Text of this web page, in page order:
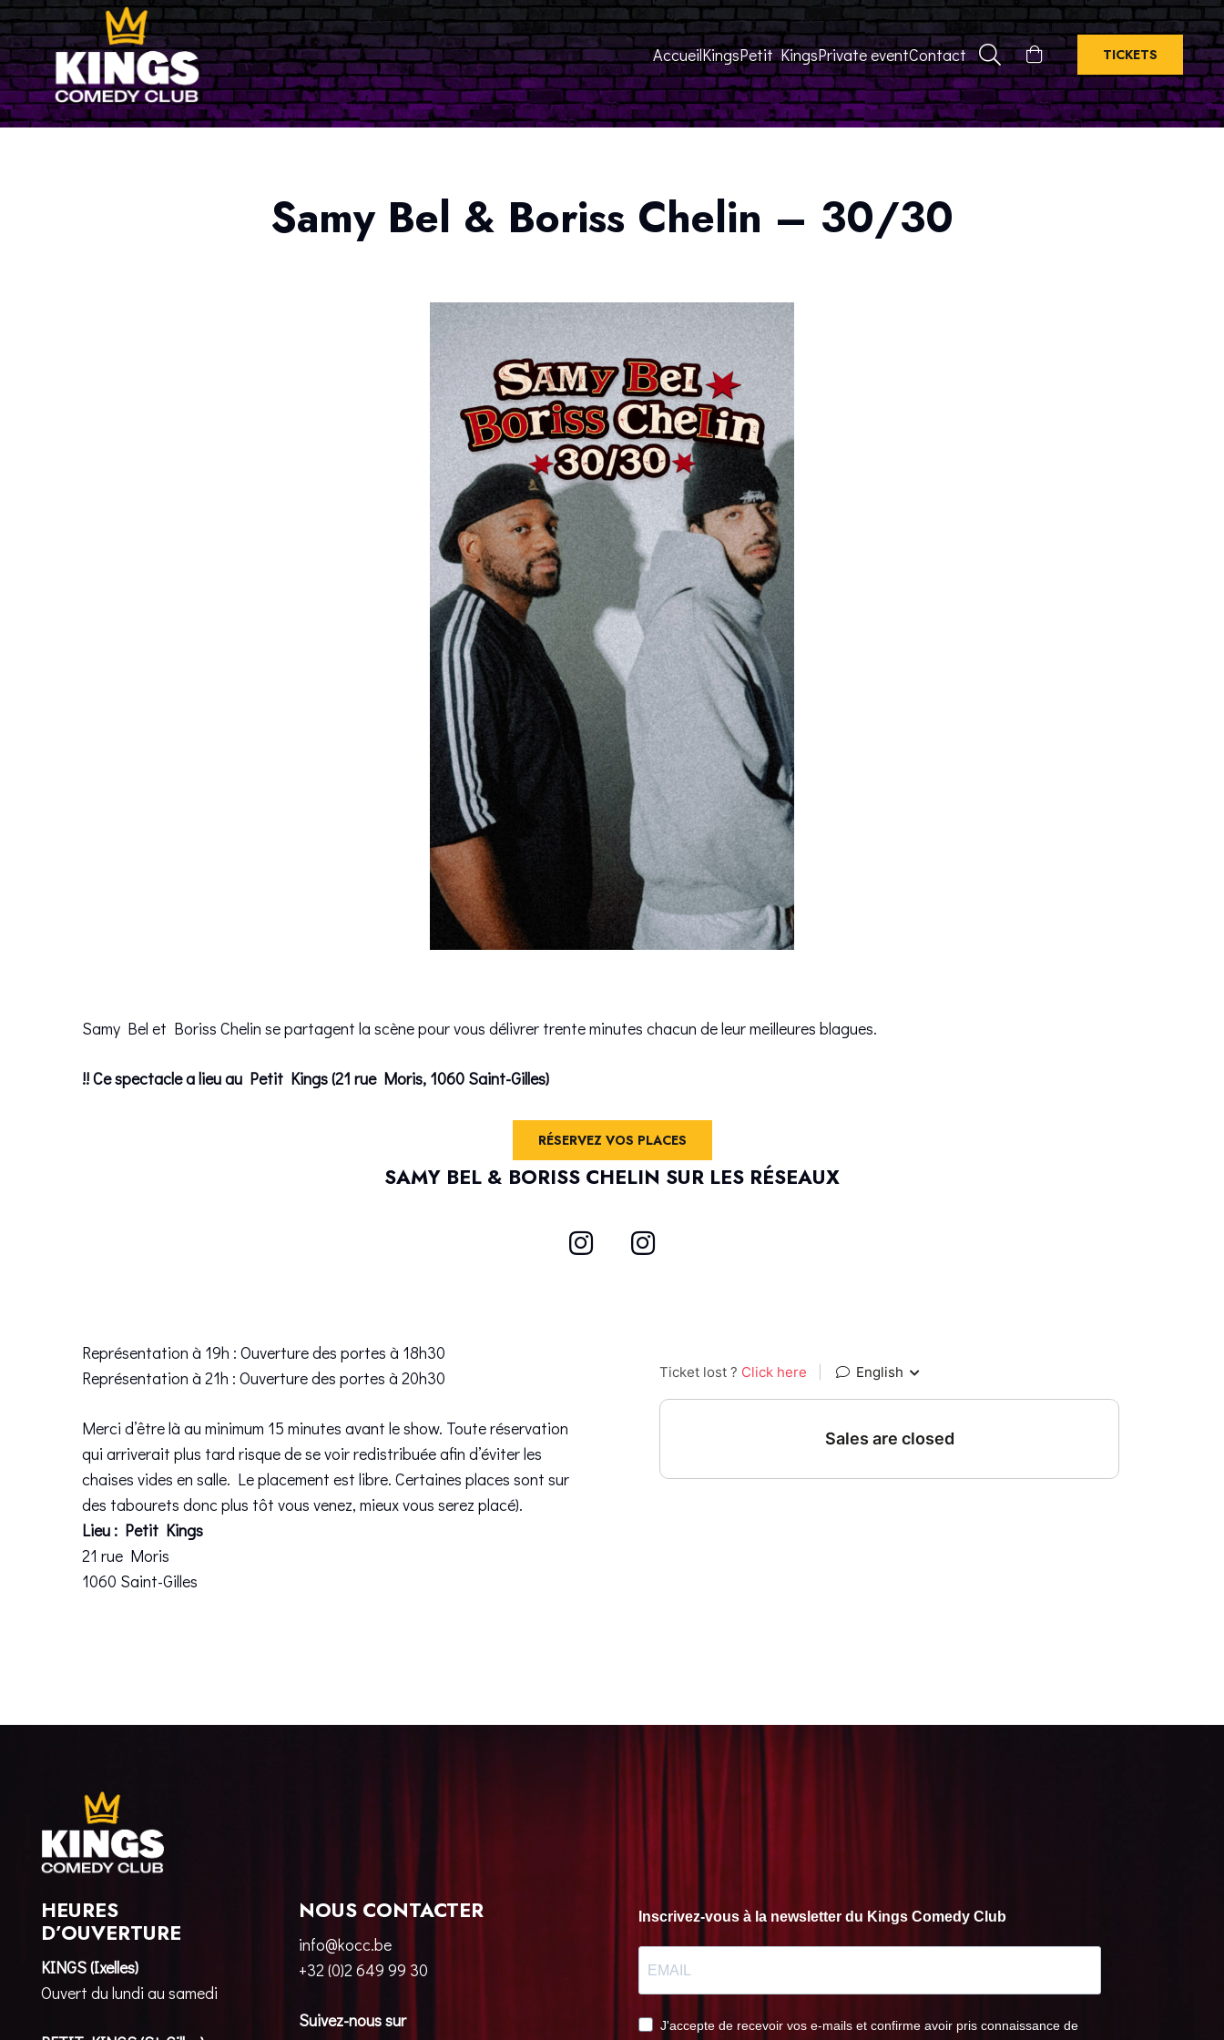
AccueilKingsPetit KingsPrivate eventContact TICKETS
Samy Bel & Boriss Chelin – 30/30
Samy Bel et Boriss Chelin se partagent la scène pour vous délivrer trente minutes chacun de leur meilleures blagues.
!! Ce spectacle a lieu au Petit Kings (21 rue Moris, 1060 Saint-Gilles)
RÉSERVEZ VOS PLACES
SAMY BEL & BORISS CHELIN SUR LES RÉSEAUX
Représentation à 19h : Ouverture des portes à 18h30
Représentation à 21h : Ouverture des portes à 20h30
Merci d’être là au minimum 15 minutes avant le show. Toute réservation
qui arriverait plus tard risque de se voir redistribuée afin d’éviter les
chaises vides en salle. Le placement est libre. Certaines places sont sur
des tabourets donc plus tôt vous venez, mieux vous serez placé).
Lieu : Petit Kings
21 rue Moris
1060 Saint-Gilles
HEURES
D’OUVERTURE
KINGS (Ixelles)
Ouvert du lundi au samedi
NOUS CONTACTER
info@kocc.be
+32 (0)2 649 99 30
Suivez-nous sur
Inscrivez-vous à la newsletter du Kings Comedy Club
J'accepte de recevoir vos e-mails et confirme avoir pris connaissance de